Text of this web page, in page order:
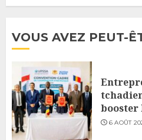
VOUS AVEZ PEUT-
6 AOÛT